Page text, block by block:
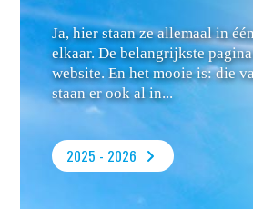
Ja, hier staan ze allemaal in
elkaar. De belangrijkste
website. En het mooie is: die
staan er ook al in...
2025 - 2026